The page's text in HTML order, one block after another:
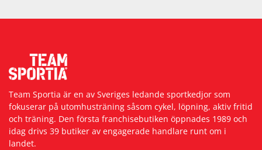
Team Sportia är en av Sveriges ledande sportkedjor som
fokuserar på utomhusträning såsom cykel, löpning, aktiv fritid
och träning. Den första franchisebutiken öppnades 1989 och
idag drivs 39 butiker av engagerade handlare runt om i
landet.